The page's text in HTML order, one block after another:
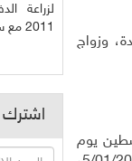
وزواج
يوم
لزراعة
2011 مع سبعة دفيئات بلاستيكية ...
اشترك